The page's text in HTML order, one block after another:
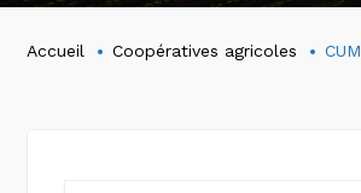
Accueil Coopératives agricoles